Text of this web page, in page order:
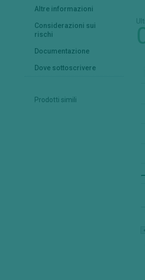
Altre informazioni
Considerazioni sui
rischi
Documentazione
Dove sottoscrivere
Prodotti simili